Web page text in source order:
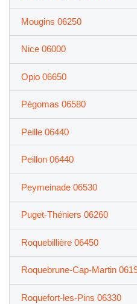
Mougins 06250
Nice 06000
Opio 06650
Pégomas 06580
Peille 06440
Peillon 06440
Peymeinade 06530
Puget-Théniers 06260
Roquebillière 06450
Roquebrune-Cap-Martin
Roquefort-les-Pins 06330